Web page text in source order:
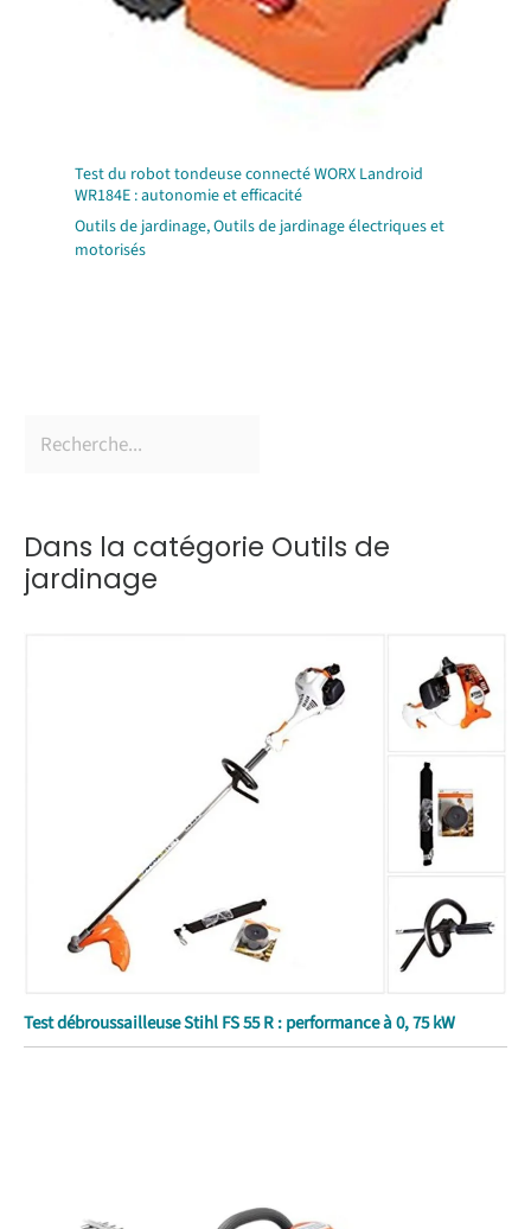
Test du robot tondeuse connecté WORX Landroid
WR184E : autonomie et efficacité
Outils de jardinage,Outils de jardinage électriques et
motorisés
Dans la catégorie Outils de
jardinage
Test débroussailleuse Stihl FS 55 R : performance à 0, 75 kW